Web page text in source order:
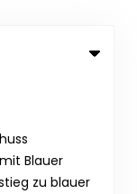
Blauer
zu blauer